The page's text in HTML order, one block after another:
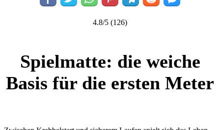
4.8/5 (126)
Spielmatte: die weiche
Basis für die ersten Meter